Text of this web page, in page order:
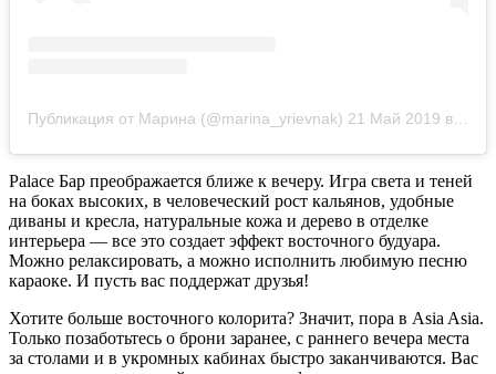
Публикация от Марина (@marina_yrievnak) 21 Май 2019 в 11:10 PDT
Palace Бар преображается ближе к вечеру. Игра света и теней
на боках высоких, в человеческий рост кальянов, удобные
диваны и кресла, натуральные кожа и дерево в отделке
интерьера — все это создает эффект восточного будуара.
Можно релаксировать, а можно исполнить любимую песню
караоке. И пусть вас поддержат друзья!
Хотите больше восточного колорита? Значит, пора в Asia Asia.
Только позаботьтесь о брони заранее, с раннего вечера места
за столами и в укромных кабинах быстро заканчиваются. Вас